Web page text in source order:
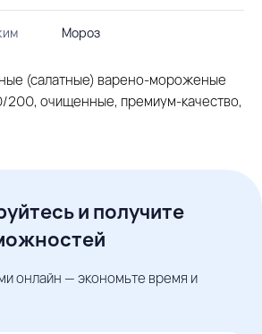
Мороз
(салатные) варено-мороженые
очищенные, премиум-качество,
и получите
онлайн — экономьте время и